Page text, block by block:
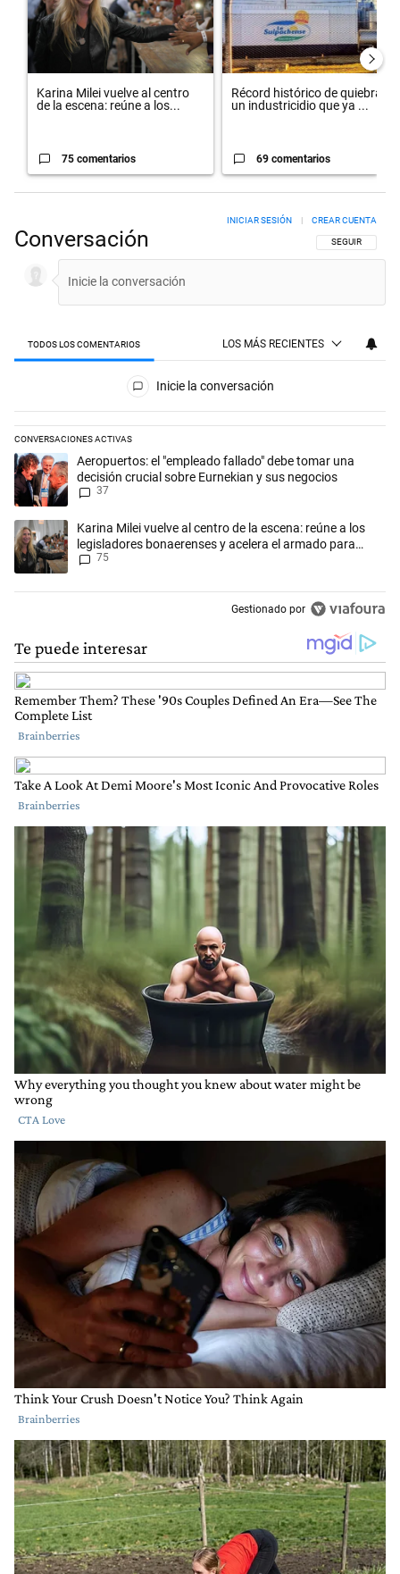
Karina Milei vuelve al centro
de la escena: reúne a los...
75 comentarios
Récord histórico de quiebras y
un industricidio que ya ...
69 comentarios
Conversación SIGA ESTA
SEGUIR
INICIAR SESIÓN | CREAR CUENTA
TODOS LOS COMENTARIOS LOS MÁS RECIENTES
Todos los comentarios
Inicie la conversación
CONVERSACIONES ACTIVAS
Este listado muestra los artículos con más comentarios en los
Un artículo de tendencia con el título "Aeropuertos: el "empleado
Aeropuertos: el "empleado fallado" debe tomar una
decisión crucial sobre Eurnekian y sus negocios
37
Un artículo de tendencia con el título "Karina Milei vuelve al centro de
Karina Milei vuelve al centro de la escena: reúne a los
legisladores bonaerenses y acelera el armado para
2027
75
Gestionado por